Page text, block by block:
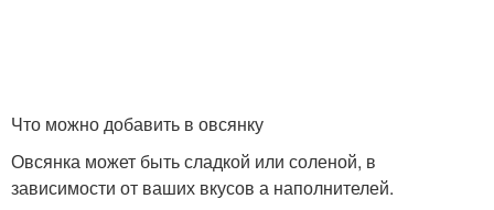
Что можно добавить в овсянку
Овсянка может быть сладкой или соленой, в
зависимости от ваших вкусов а наполнителей.